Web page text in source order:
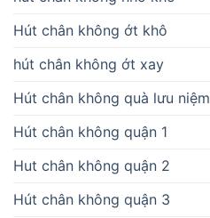
Hút chân không ớt khô
hút chân không ớt xay
Hút chân không quà lưu niệm
Hút chân không quận 1
Hut chân không quận 2
Hút chân không quận 3